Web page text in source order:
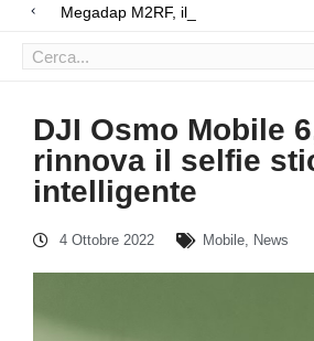
Megadap M2RF, il primo adattatore
Arri Rental, evoluzioni in arrivo
DJI Osmo Mobile
rinnova il selfie
intelligente
4 Ottobre 2022 Mobile, News